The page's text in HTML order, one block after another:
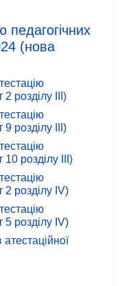
(нова
2 розділу III)
9 розділу III)
10 розділу III)
2 розділу IV)
5 розділу IV)